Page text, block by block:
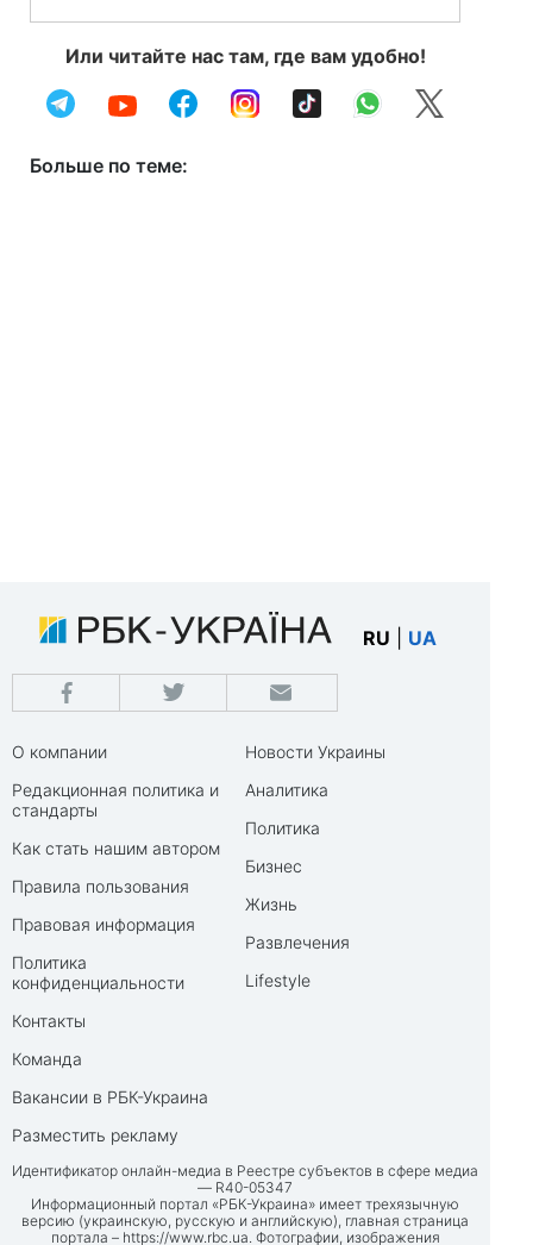
Или читайте нас там, где вам удобно!
Больше по теме:
RU UA
О компании
Редакционная политика и
стандарты
Как стать нашим автором
Правила пользования
Правовая информация
Политика
конфиденциальности
Контакты
Команда
Вакансии в РБК-Украина
Разместить рекламу
Новости Украины
Аналитика
Политика
Бизнес
Жизнь
Развлечения
Lifestyle
Идентификатор онлайн-медиа в Реестре субъектов в сфере медиа
— R40-05347
Информационный портал «РБК-Украина» имеет трехязычную
версию (украинскую, русскую и английскую), главная страница
портала – https://www.rbc.ua. Фотографии, изображения